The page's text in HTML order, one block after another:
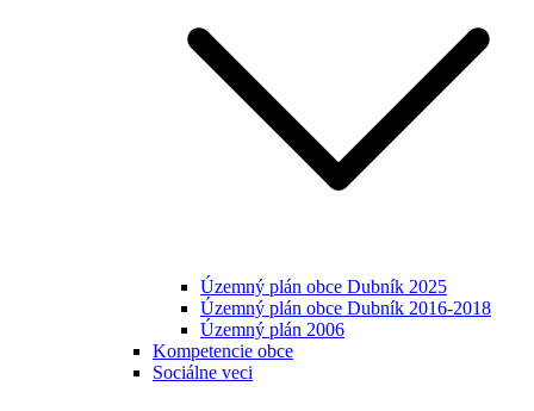
Územný plán obce Dubník 2025
Územný plán obce Dubník 2016-2018
Územný plán 2006
Kompetencie obce
Sociálne veci